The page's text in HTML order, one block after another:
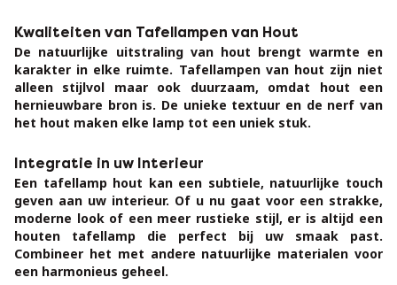
Kwaliteiten van Tafellampen van Hout
De natuurlijke uitstraling van hout brengt warmte en
karakter in elke ruimte. Tafellampen van hout zijn niet
alleen stijlvol maar ook duurzaam, omdat hout een
hernieuwbare bron is. De unieke textuur en de nerf van
het hout maken elke lamp tot een uniek stuk.
Integratie in uw Interieur
Een tafellamp hout kan een subtiele, natuurlijke touch
geven aan uw interieur. Of u nu gaat voor een strakke,
moderne look of een meer rustieke stijl, er is altijd een
houten tafellamp die perfect bij uw smaak past.
Combineer het met andere natuurlijke materialen voor
een harmonieus geheel.